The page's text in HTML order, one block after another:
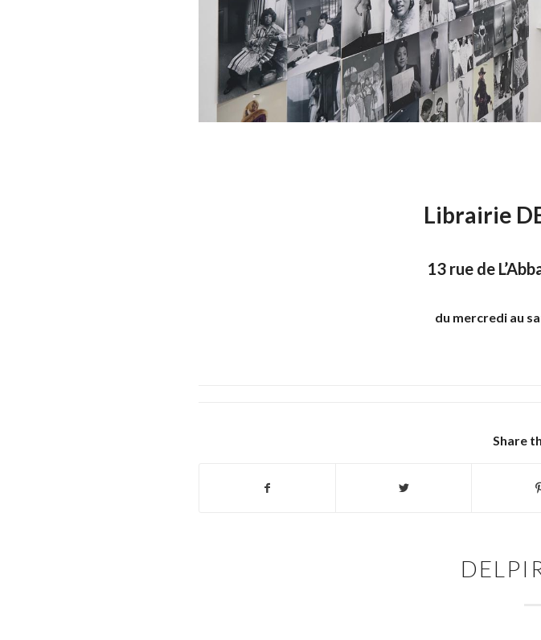
Librairie
13 rue de
du mercredi au
Share